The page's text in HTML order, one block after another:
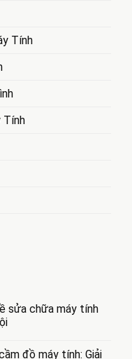
Tính
Tính
sửa chữa máy tính
đồ máy tính: Giải